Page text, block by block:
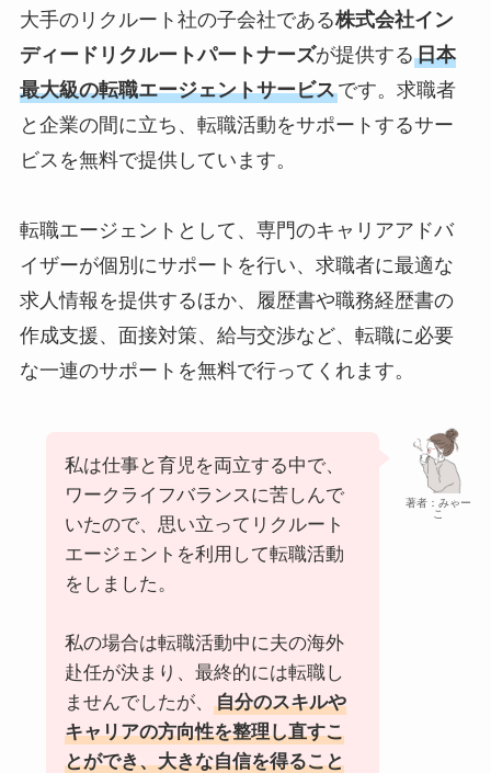
大手のリクルート社の子会社である株式会社イン
ディードリクルートパートナーズが提供する日本
最大級の転職エージェントサービスです。求職者
と企業の間に立ち、転職活動をサポートするサー
ビスを無料で提供しています。
転職エージェントとして、専門のキャリアアドバ
イザーが個別にサポートを行い、求職者に最適な
求人情報を提供するほか、履歴書や職務経歴書の
作成支援、面接対策、給与交渉など、転職に必要
な一連のサポートを無料で行ってくれます。
著者：みゃー
こ
私は仕事と育児を両立する中で、
ワークライフバランスに苦しんで
いたので、思い立ってリクルート
エージェントを利用して転職活動
をしました。
私の場合は転職活動中に夫の海外
赴任が決まり、最終的には転職し
ませんでしたが、
自分のスキルや
キャリアの方向性を整理し直すこ
とができ、大きな自信を得ること